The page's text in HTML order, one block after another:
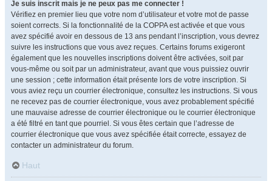
Je suis inscrit mais je ne peux pas me connecter !
Vérifiez en premier lieu que votre nom d’utilisateur et votre mot de passe
soient corrects. Si la fonctionnalité de la COPPA est activée et que vous
avez spécifié avoir en dessous de 13 ans pendant l’inscription, vous devrez
suivre les instructions que vous avez reçues. Certains forums exigeront
également que les nouvelles inscriptions doivent être activées, soit par
vous-même ou soit par un administrateur, avant que vous puissiez ouvrir
une session ; cette information était présente lors de votre inscription. Si
vous aviez reçu un courrier électronique, consultez les instructions. Si vous
ne recevez pas de courrier électronique, vous avez probablement spécifié
une mauvaise adresse de courrier électronique ou le courrier électronique
a été filtré en tant que pourriel. Si vous êtes certain que l’adresse de
courrier électronique que vous avez spécifiée était correcte, essayez de
contacter un administrateur du forum.
Haut